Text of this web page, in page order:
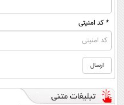
* کد امنیتی